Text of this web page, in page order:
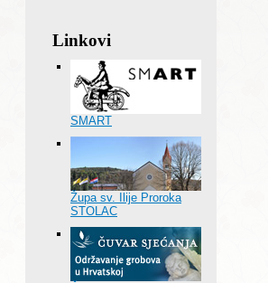
Linkovi
SMART
Župa sv. Ilije Proroka
STOLAC